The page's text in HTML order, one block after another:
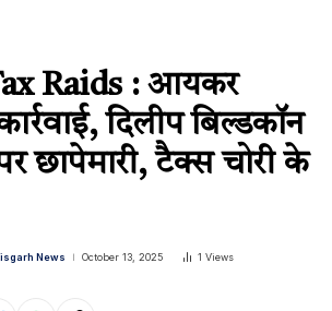
Raids : आयकर
दिलीप बिल्डकॉन
छापेमारी, टैक्स चोरी के
News October 13, 2025 1 Views